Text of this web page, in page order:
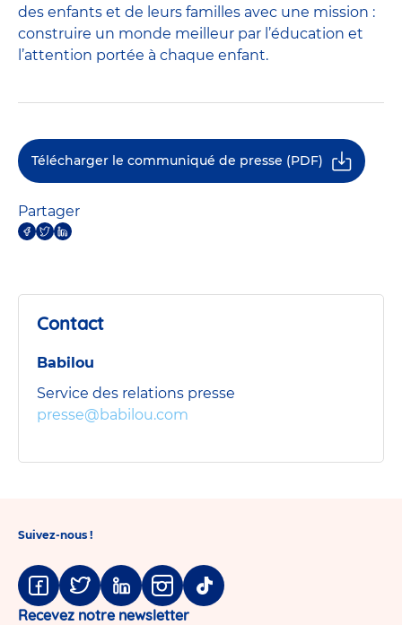
des enfants et de leurs familles avec une mission :
construire un monde meilleur par l’éducation et
l’attention portée à chaque enfant.
Télécharger le communiqué de presse (PDF)
Partager
Contact
Babilou
Service des relations presse
presse@babilou.com
Suivez-nous !
Facebook
TwitterLinkedinInstagram
Tiktok
Recevez notre newsletter